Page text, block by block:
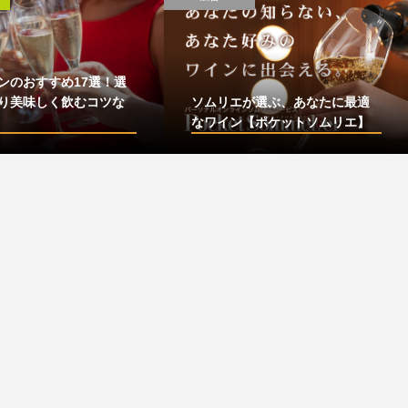
のおすすめ17選！選
美味しく飲むコツな
ソムリエが選ぶ、あなたに最適
なワイン【ポケットソムリエ】